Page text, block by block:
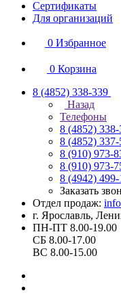
Сертификаты
Для организаций
0 Избранное
0 Корзина
8 (4852) 338-339
Назад
Телефоны
8 (4852) 338-
8 (4852) 337-
8 (910) 973-
8 (910) 973-
8 (4942) 499-
Заказать
Отдел продаж:
г. Ярославль,
ПН-ПТ 8.00-19.00
СБ 8.00-17.00
ВС 8.00-15.00